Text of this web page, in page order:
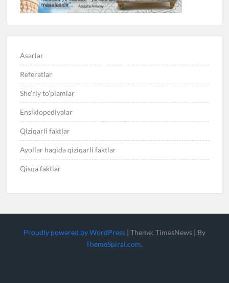
Asarlar
Referatlar
She’riy to’plamlar
Ensiklopediyalar
Qiziqarli faktlar
Ayollar haqida qiziqarli faktlar
Qisqa faktlar
Proudly powered by WordPress | Theme: TimesNews | By
ThemeSpiral.com.